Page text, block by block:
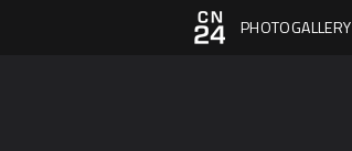
PHOTOGALLERY